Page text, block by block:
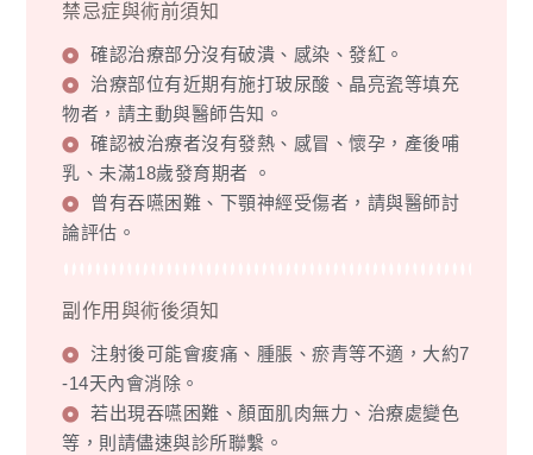
禁忌症與術前須知
確認治療部分沒有破潰、感染、發紅。
治療部位有近期有施打玻尿酸、晶亮瓷等填充
物者，請主動與醫師告知。
確認被治療者沒有發熱、感冒、懷孕，產後哺
乳、未滿18歲發育期者 。
曾有吞嚥困難、下顎神經受傷者，請與醫師討
論評估。
副作用與術後須知
注射後可能會痠痛、腫脹、瘀青等不適，大約7
-14天內會消除。
若出現吞嚥困難、顏面肌肉無力、治療處變色
等，則請儘速與診所聯繫。